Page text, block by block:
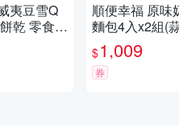
夷豆雪Q
乾 零食
順便幸福 原味
麵包4入x2組(
零食)
$1,009
券